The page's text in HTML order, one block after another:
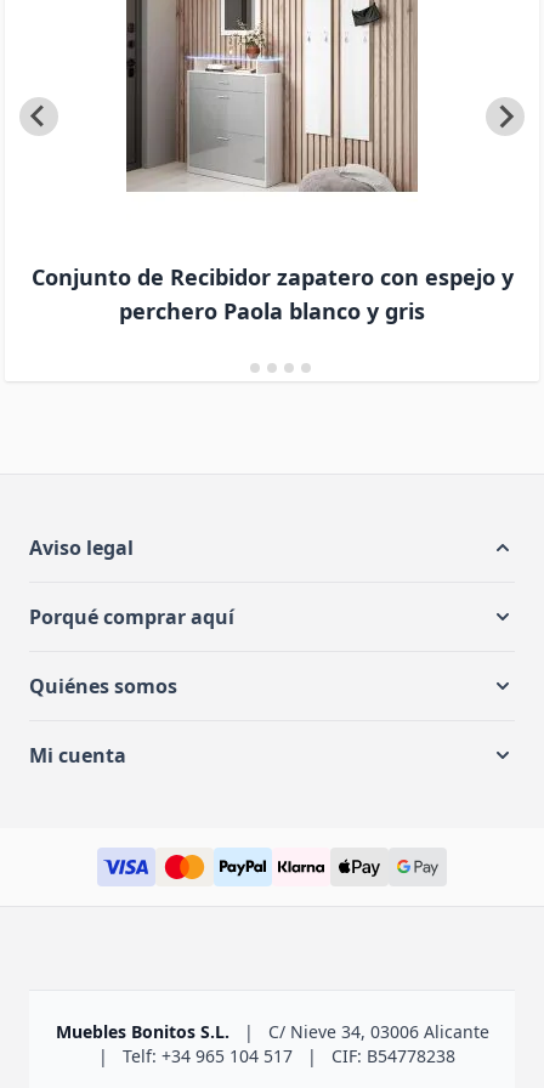
Conjunto de Recibidor zapatero con espejo y
perchero Paola blanco y gris
Aviso legal
Porqué comprar aquí
Quiénes somos
Mi cuenta
Muebles Bonitos S.L. |
C/ Nieve 34, 03006 Alicante
|
Telf: +34 965 104 517 | CIF: B54778238